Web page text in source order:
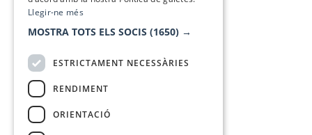
Llegir-ne més
MOSTRA TOTS ELS SOCIS (1650) →
ESTRICTAMENT NECESSÀRIES
RENDIMENT
ORIENTACIÓ